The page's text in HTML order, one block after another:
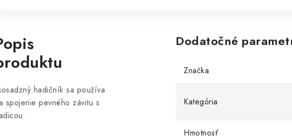
hadičník sa používa
spojenie pevného závitu s
Dodatočné
Značka
Kategória
Hmotnosť